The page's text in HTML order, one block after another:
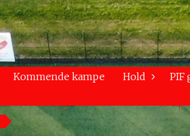
Kommende kampe Hold PIF